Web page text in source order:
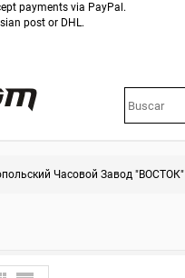
payments via PayPal.
post or DHL.
Часовой Завод "ВОСТОК"